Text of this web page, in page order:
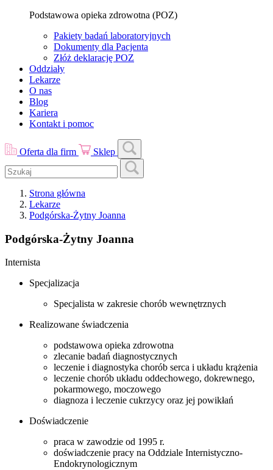
Podstawowa opieka zdrowotna (POZ)
Pakiety badań laboratoryjnych
Dokumenty dla Pacjenta
Złóż deklarację POZ
Oddziały
Lekarze
O nas
Blog
Kariera
Kontakt i pomoc
Oferta dla firm Sklep
Strona główna
Lekarze
Podgórska-Żytny Joanna
Podgórska-Żytny Joanna
Internista
Specjalizacja
Specjalista w zakresie chorób wewnętrznych
Realizowane świadczenia
podstawowa opieka zdrowotna
zlecanie badań diagnostycznych
leczenie i diagnostyka chorób serca i układu krążenia
leczenie chorób układu oddechowego, dokrewnego,
pokarmowego, moczowego
diagnoza i leczenie cukrzycy oraz jej powikłań
Doświadczenie
praca w zawodzie od 1995 r.
doświadczenie pracy na Oddziale Internistyczno-
Endokrynologicznym